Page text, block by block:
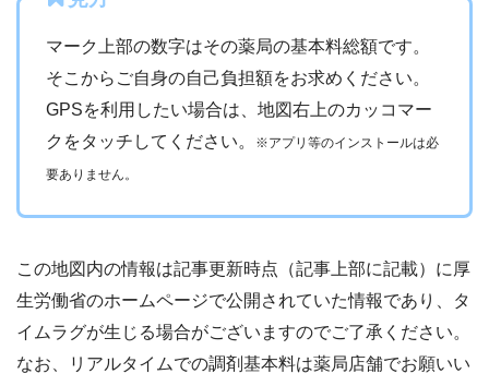
マーク上部の数字はその薬局の基本料総額です。
そこからご自身の自己負担額をお求めください。
GPSを利用したい場合は、地図右上のカッコマー
クをタッチしてください。
※アプリ等のインストールは必
要ありません。
この地図内の情報は記事更新時点（記事上部に記載）に厚
生労働省のホームページで公開されていた情報であり、タ
イムラグが生じる場合がございますのでご了承ください。
なお、リアルタイムでの調剤基本料は薬局店舗でお願いい